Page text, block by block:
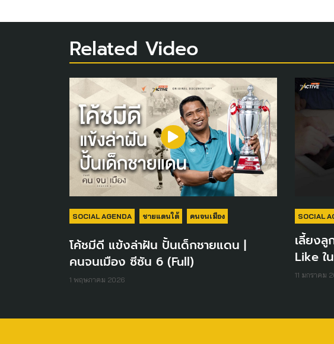
Related Video
SOCIAL AGENDA ชายแดนใต้ คนจนเมือง
โค้ชมีดี แข้งล่าฝัน ปั้นเด็กชายแดน |
คนจนเมือง ซีซัน 6 (Full)
1 พฤษภาคม 2026
SOCIAL
เลี้ยง
Like ใ
11 มกราคม